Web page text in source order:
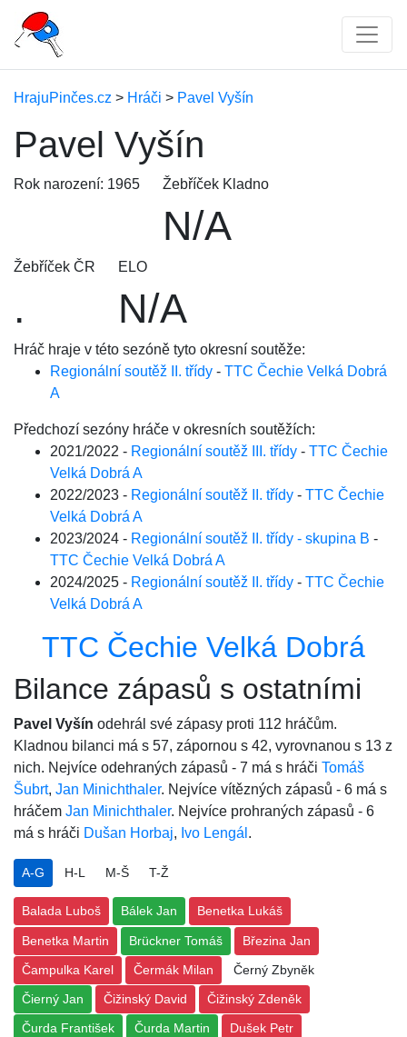
HrajuPinčes.cz > Hráči > Pavel Vyšín
Pavel Vyšín
Rok narození: 1965 Žebříček Kladno
N/A
Žebříček ČR
.
ELO
N/A
Hráč hraje v této sezóně tyto okresní soutěže:
Regionální soutěž II. třídy - TTC Čechie Velká Dobrá
A
Předchozí sezóny hráče v okresních soutěžích:
2021/2022 - Regionální soutěž III. třídy - TTC Čechie
Velká Dobrá A
2022/2023 - Regionální soutěž II. třídy - TTC Čechie
Velká Dobrá A
2023/2024 - Regionální soutěž II. třídy - skupina B -
TTC Čechie Velká Dobrá A
2024/2025 - Regionální soutěž II. třídy - TTC Čechie
Velká Dobrá A
TTC Čechie Velká Dobrá
Bilance zápasů s ostatními
Pavel Vyšín odehrál své zápasy proti 112 hráčům.
Kladnou bilanci má s 57, zápornou s 42, vyrovnanou s 13 z
nich. Nejvíce odehraných zápasů - 7 má s hráči Tomáš
Šubrt, Jan Minichthaler. Nejvíce vítězných zápasů - 6 má s
hráčem Jan Minichthaler. Nejvíce prohraných zápasů - 6
má s hráči Dušan Horbaj, Ivo Lengál .
A-G H-L M-Š T-Ž
Balada Luboš Bálek Jan Benetka Lukáš
Benetka Martin Brückner Tomáš Březina Jan
Čampulka Karel Čermák Milan Černý Zbyněk
Čierný Jan Čižinský David Čižinský Zdeněk
Čurda František Čurda Martin Dušek Petr